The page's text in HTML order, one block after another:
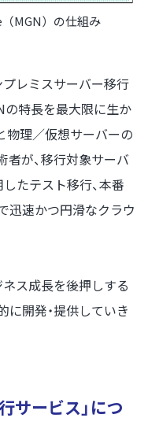
MGN）の仕組み
レミスサーバー移行
の特長を最大限に生か
物理／仮想サーバーの
が、移行対象サーバ
たテスト移行、本番
迅速かつ円滑なクラウ
ス成長を後押しする
開発・提供していき
サービス」につ